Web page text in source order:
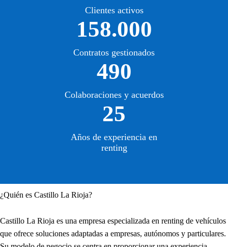
Clientes activos
158.000
Contratos gestionados
490
Colaboraciones y acuerdos
25
Años de experiencia en
renting
¿Quién es Castillo La Rioja?
Castillo La Rioja es una empresa especializada en renting de vehículos
que ofrece soluciones adaptadas a empresas, autónomos y particulares.